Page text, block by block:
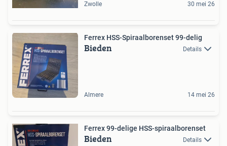
Zwolle 30 mei 26
Ferrex HSS-Spiraalborenset 99-delig
Bieden Details
Almere 14 mei 26
Ferrex 99-delige HSS-spiraalborenset
Bieden Details